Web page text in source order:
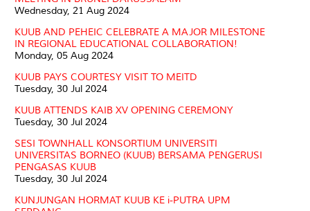
Wednesday, 21 Aug 2024
KUUB AND PEHEIC CELEBRATE A MAJOR MILESTONE
IN REGIONAL EDUCATIONAL COLLABORATION!
Monday, 05 Aug 2024
KUUB PAYS COURTESY VISIT TO MEITD
Tuesday, 30 Jul 2024
KUUB ATTENDS KAIB XV OPENING CEREMONY
Tuesday, 30 Jul 2024
SESI TOWNHALL KONSORTIUM UNIVERSITI
UNIVERSITAS BORNEO (KUUB) BERSAMA PENGERUSI
PENGASAS KUUB
Tuesday, 30 Jul 2024
KUNJUNGAN HORMAT KUUB KE i-PUTRA UPM